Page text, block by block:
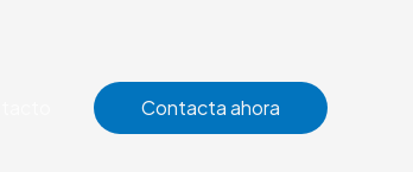
Contacta ahora